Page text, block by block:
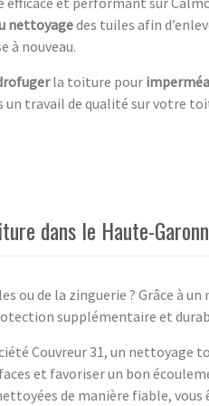
nettoyagedes tuiles afin
à nouveau.
la toiture pour
travail de qualité sur votre
dans le Haute-
ou de la zinguerie ? Grâce à
supplémentaire et
Couvreur 31, un
et favoriser un bon
de manière fiable, vous